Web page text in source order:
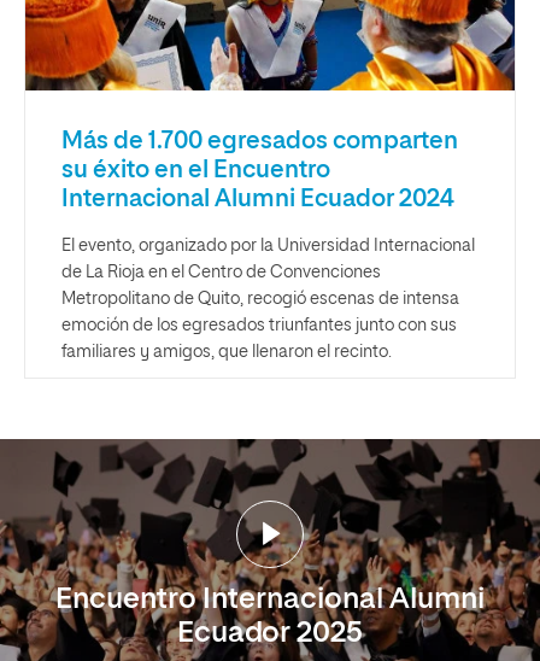
Más de 1.700 egresados comparten
su éxito en el Encuentro
Internacional Alumni Ecuador 2024
El evento, organizado por la Universidad Internacional
de La Rioja en el Centro de Convenciones
Metropolitano de Quito, recogió escenas de intensa
emoción de los egresados triunfantes junto con sus
familiares y amigos, que llenaron el recinto.
Encuentro Internacional Alumni
Ecuador 2025